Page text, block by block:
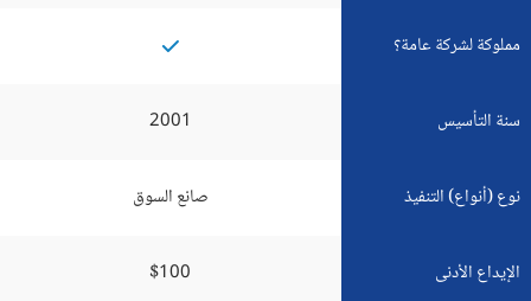
مملوكة لشركة عامة؟
سنة التأسيس 2001
نوع (أنواع) التنفيذ صانع السوق
الإيداع الأدنى $100